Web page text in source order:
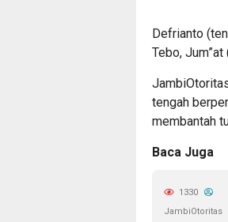
Defrianto
Tebo,
tengah
membantah
Baca Juga
1330
JambiOtoritas